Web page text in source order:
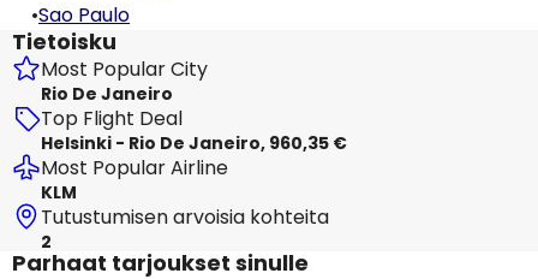
•Sao Paulo
Tietoisku
Most Popular City
Rio De Janeiro
Top Flight Deal
Helsinki - Rio De Janeiro, 960,35 €
Most Popular Airline
KLM
Tutustumisen arvoisia kohteita
2
Parhaat tarjoukset sinulle